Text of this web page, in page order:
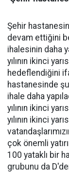
Şehir
devam ettiğini
ihalesinin daha
yılının ikinci
hedeflendiğini
hastanesinde
ihale daha
yılının ikinci
yılının ikinci
çok önemli
100 yataklı bir
grubunu da